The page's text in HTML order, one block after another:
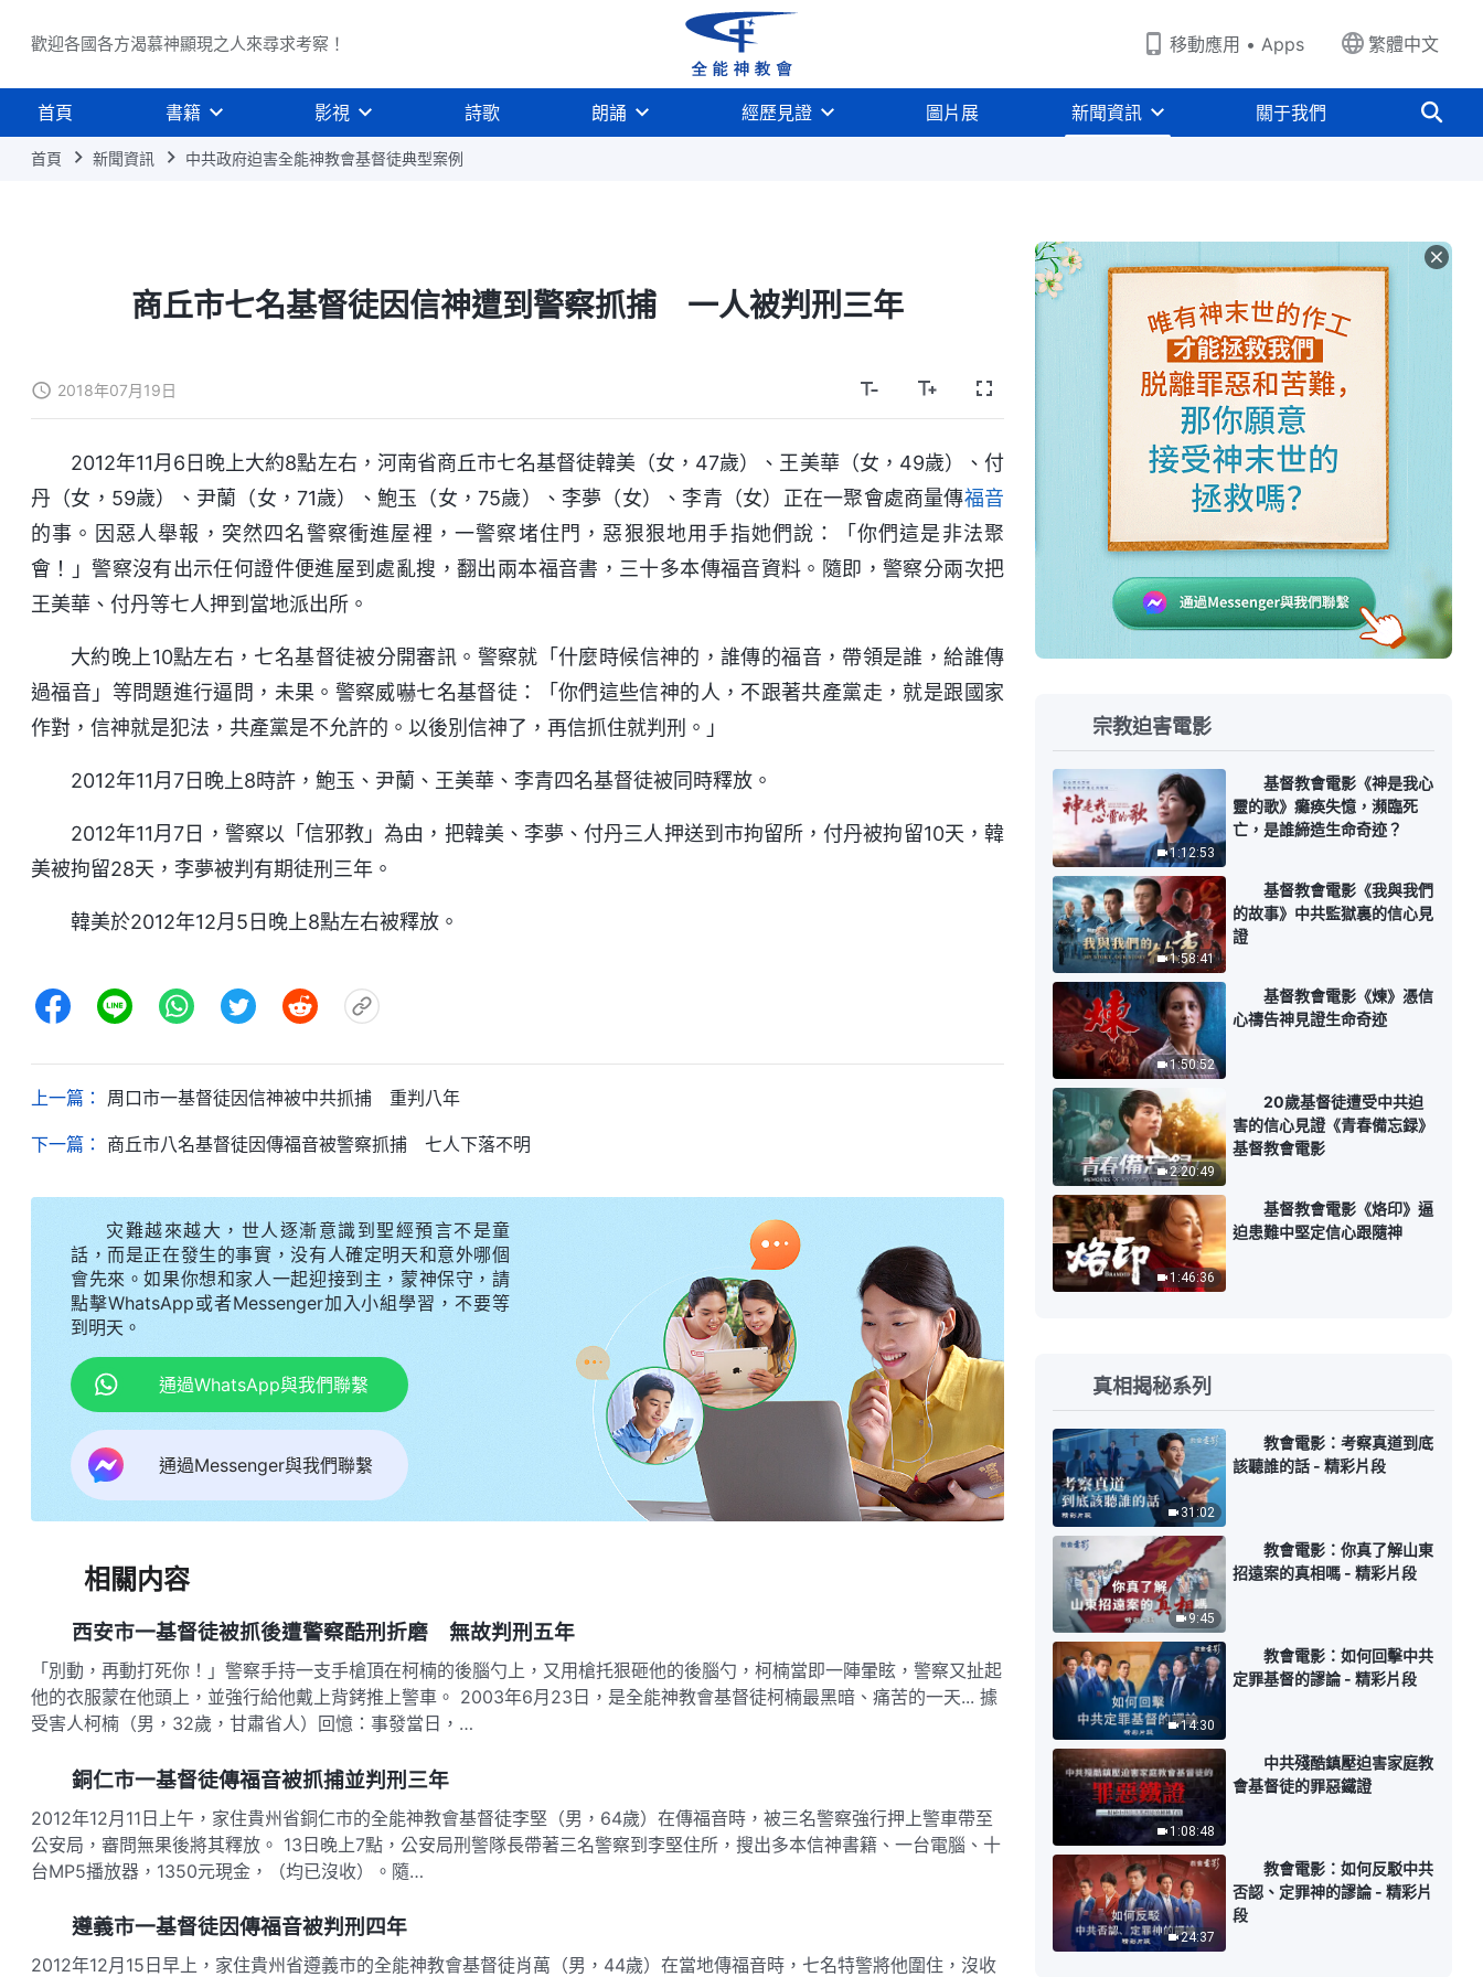
歡迎各國各方渴慕神顯現之人來尋求考察！ 移動應用 • Apps 繁體中文
首頁 書籍 影視 詩歌 朗誦 經歷見證 圖片展 新聞資訊 關于我們
首頁 新聞資訊 中共政府迫害全能神教會基督徒典型案例
商丘市七名基督徒因信神遭到警察抓捕 一人被判刑三年
2018年07月19日
2012年11月6日晚上大約8點左右，河南省商丘市七名基督徒韓美（女，47歲）、王美華（女，49歲）、付
丹（女，59歲）、尹蘭（女，71歲）、鮑玉（女，75歲）、李夢（女）、李青（女）正在一聚會處商量傳福音
的事。因惡人舉報，突然四名警察衝進屋裡，一警察堵住門，惡狠狠地用手指她們說：「你們這是非法聚
會！」警察沒有出示任何證件便進屋到處亂搜，翻出兩本福音書，三十多本傳福音資料。隨即，警察分兩次把
王美華、付丹等七人押到當地派出所。
大約晚上10點左右，七名基督徒被分開審訊。警察就「什麼時候信神的，誰傳的福音，帶領是誰，給誰傳
過福音」等問題進行逼問，未果。警察威嚇七名基督徒：「你們這些信神的人，不跟著共產黨走，就是跟國家
作對，信神就是犯法，共產黨是不允許的。以後別信神了，再信抓住就判刑。」
2012年11月7日晚上8時許，鮑玉、尹蘭、王美華、李青四名基督徒被同時釋放。
2012年11月7日，警察以「信邪教」為由，把韓美、李夢、付丹三人押送到市拘留所，付丹被拘留10天，韓
美被拘留28天，李夢被判有期徒刑三年。
韓美於2012年12月5日晚上8點左右被釋放。
上一篇： 周口市一基督徒因信神被中共抓捕 重判八年
下一篇： 商丘市八名基督徒因傳福音被警察抓捕 七人下落不明
灾難越來越大，世人逐漸意識到聖經預言不是童
話，而是正在發生的事實，没有人確定明天和意外哪個
會先來。如果你想和家人一起迎接到主，蒙神保守，請
點擊WhatsApp或者Messenger加入小組學習，不要等
到明天。
通過WhatsApp與我們聯繫
通過Messenger與我們聯繫
相關内容
西安市一基督徒被抓後遭警察酷刑折磨 無故判刑五年
「別動，再動打死你！」警察手持一支手槍頂在柯楠的後腦勺上，又用槍托狠砸他的後腦勺，柯楠當即一陣暈眩，警察又扯起
他的衣服蒙在他頭上，並強行給他戴上背銬推上警車。 2003年6月23日，是全能神教會基督徒柯楠最黑暗、痛苦的一天... 據
受害人柯楠（男，32歲，甘肅省人）回憶：事發當日，…
銅仁市一基督徒傳福音被抓捕並判刑三年
2012年12月11日上午，家住貴州省銅仁市的全能神教會基督徒李堅（男，64歲）在傳福音時，被三名警察強行押上警車帶至
公安局，審問無果後將其釋放。 13日晚上7點，公安局刑警隊長帶著三名警察到李堅住所，搜出多本信神書籍、一台電腦、十
台MP5播放器，1350元現金，（均已沒收）。隨…
遵義市一基督徒因傳福音被判刑四年
2012年12月15日早上，家住貴州省遵義市的全能神教會基督徒肖萬（男，44歲）在當地傳福音時，七名特警將他圍住，沒收
宗教迫害電影
1:12:53
基督教會電影《神是我心
靈的歌》癱痪失憶，瀕臨死
亡，是誰締造生命奇迹？
1:58:41
基督教會電影《我與我們
的故事》中共監獄裏的信心見
證
1:50:52
基督教會電影《煉》憑信
心禱告神見證生命奇迹
2:20:49
20歲基督徒遭受中共迫
害的信心見證《青春備忘録》
基督教會電影
1:46:36
基督教會電影《烙印》逼
迫患難中堅定信心跟隨神
真相揭秘系列
31:02
教會電影：考察真道到底
該聽誰的話 - 精彩片段
9:45
教會電影：你真了解山東
招遠案的真相嗎 - 精彩片段
14:30
教會電影：如何回擊中共
定罪基督的謬論 - 精彩片段
1:08:48
中共殘酷鎮壓迫害家庭教
會基督徒的罪惡鐵證
24:37
教會電影：如何反駁中共
否認、定罪神的謬論 - 精彩片
段